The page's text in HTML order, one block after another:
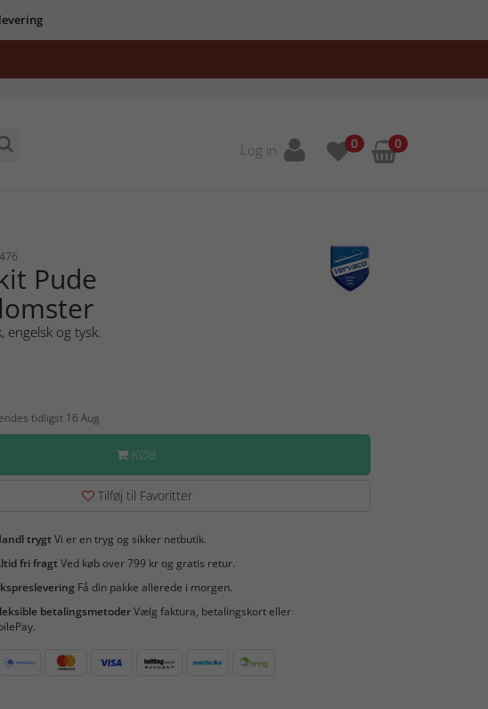
Log in 0 0
Pude
engelsk og tysk.
tidligst 16 Aug
KØB
Tilføj til Favoritter
trygtVi er en tryg og sikker netbutik.
fri fragtVed køb over 799 kr og gratis retur.
Få din pakke allerede i morgen.
betalingsmetoderVælg faktura, betalingskort eller